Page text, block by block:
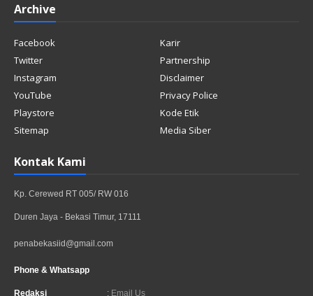
Archive
Facebook
Karir
Twitter
Partnership
Instagram
Disclaimer
YouTube
Privacy Police
Playstore
Kode Etik
Sitemap
Media Siber
Kontak Kami
Kp. Cerewed RT 005/ RW 016
Duren Jaya - Bekasi Timur, 17111
penabekasiid@gmail.com
Phone & Whatsapp
Redaksi : Email Us